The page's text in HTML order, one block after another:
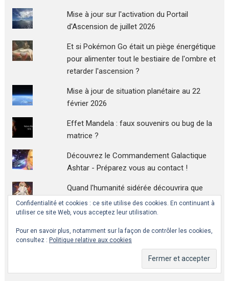
Mise à jour sur l'activation du Portail
d'Ascension de juillet 2026
Et si Pokémon Go était un piège énergétique
pour alimenter tout le bestiaire de l'ombre et
retarder l'ascension ?
Mise à jour de situation planétaire au 22
février 2026
Effet Mandela : faux souvenirs ou bug de la
matrice ?
Découvrez le Commandement Galactique
Ashtar - Préparez vous au contact !
Quand l'humanité sidérée découvrira que
Yahweh était le dernier rempart à
l'ascension planétaire !
Profusion de contactés, abductés, canaux :
des pots de miel pour égarer les starseeds
Confidentialité et cookies : ce site utilise des cookies. En continuant à
utiliser ce site Web, vous acceptez leur utilisation.
Pour en savoir plus, notamment sur la façon de contrôler les cookies,
consultez : Politique relative aux cookies